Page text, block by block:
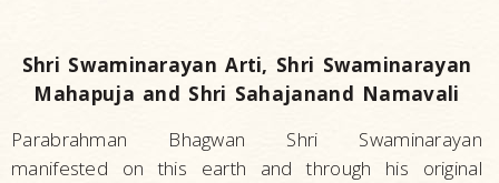
Shri Swaminarayan Arti, Shri Swaminarayan
Mahapuja and Shri Sahajanand Namavali
Parabrahman Bhagwan Shri Swaminarayan
manifested on this earth and through his original